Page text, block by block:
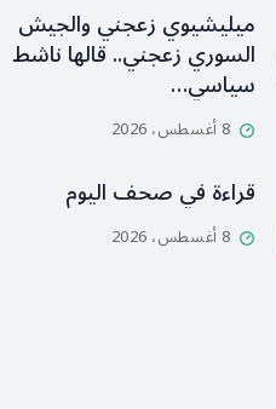
ميليشيوي زعجني والجيش
السوري زعجني.. قالها ناشط
سياسي…
8 أغسطس، 2026
قراءة في صحف اليوم
8 أغسطس، 2026